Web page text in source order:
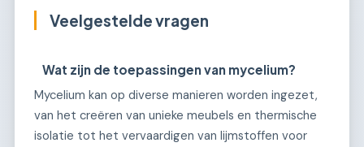
Veelgestelde vragen
Wat zijn de toepassingen van mycelium?
Mycelium kan op diverse manieren worden ingezet,
van het creëren van unieke meubels en thermische
isolatie tot het vervaardigen van lijmstoffen voor